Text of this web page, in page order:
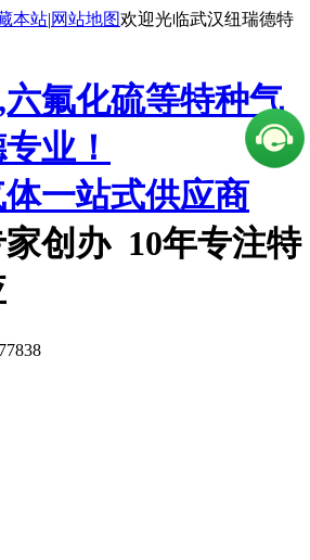
本站|网站地图欢迎光临武汉纽瑞德特
一站式供应商
创办 10年专注特